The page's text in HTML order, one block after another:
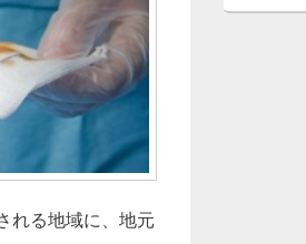
れる地域に、地元